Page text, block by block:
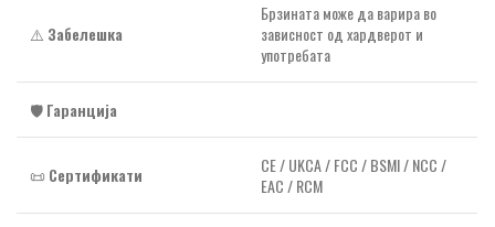
⚠️ Забелешка
Брзината може да варира во
зависност од хардверот и
употребата
🛡️Гаранција
📜 Сертификати
CE / UKCA / FCC / BSMI / NCC /
EAC / RCM